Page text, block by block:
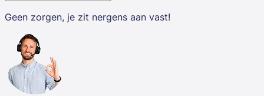
Geen zorgen, je zit nergens aan vast!